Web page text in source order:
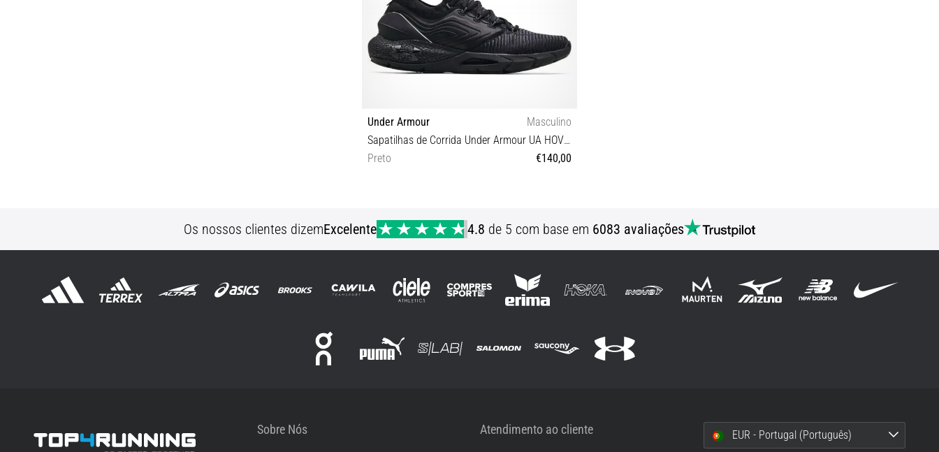
Under Armour
Masculino
Sapatilhas de Corrida Under Armour UA HOVR Phantom 2 INKNT
Preto
€140,00
Os nossos clientes dizemExcelente 4.8 de 5 com base em 6083 avaliações
Sobre Nós Atendimento ao cliente EUR - Portugal (Português)